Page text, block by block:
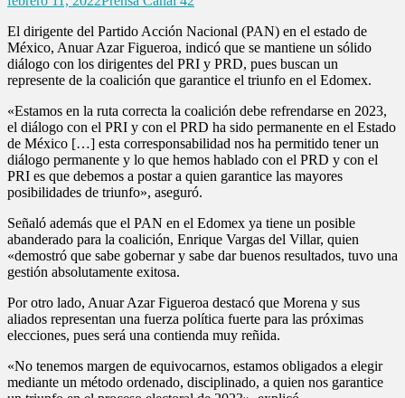
El dirigente del Partido Acción Nacional (PAN) en el estado de
México, Anuar Azar Figueroa, indicó que se mantiene un sólido
diálogo con los dirigentes del PRI y PRD, pues buscan un
represente de la coalición que garantice el triunfo en el Edomex.
«Estamos en la ruta correcta la coalición debe refrendarse en 2023,
el diálogo con el PRI y con el PRD ha sido permanente en el Estado
de México […] esta corresponsabilidad nos ha permitido tener un
diálogo permanente y lo que hemos hablado con el PRD y con el
PRI es que debemos a postar a quien garantice las mayores
posibilidades de triunfo», aseguró.
Señaló además que el PAN en el Edomex ya tiene un posible
abanderado para la coalición, Enrique Vargas del Villar, quien
«demostró que sabe gobernar y sabe dar buenos resultados, tuvo una
gestión absolutamente exitosa.
Por otro lado, Anuar Azar Figueroa destacó que Morena y sus
aliados representan una fuerza política fuerte para las próximas
elecciones, pues será una contienda muy reñida.
«No tenemos margen de equivocarnos, estamos obligados a elegir
mediante un método ordenado, disciplinado, a quien nos garantice